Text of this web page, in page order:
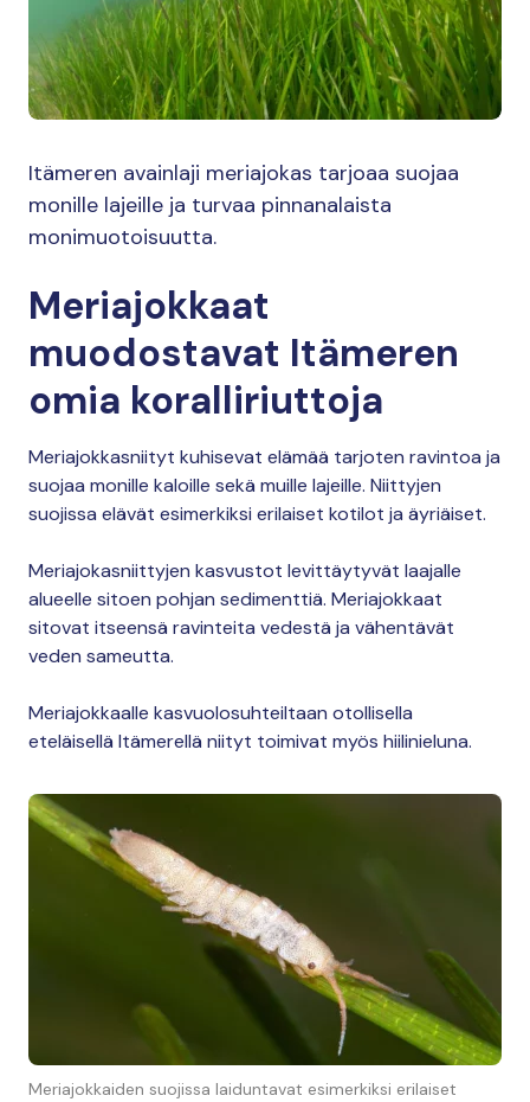
Itämeren avainlaji meriajokas tarjoaa suojaa
monille lajeille ja turvaa pinnanalaista
monimuotoisuutta.
Meriajokkaat
muodostavat Itämeren
omia koralliriuttoja
Meriajokkasniityt kuhisevat elämää tarjoten ravintoa ja
suojaa monille kaloille sekä muille lajeille. Niittyjen
suojissa elävät esimerkiksi erilaiset kotilot ja äyriäiset.
Meriajokasniittyjen kasvustot levittäytyvät laajalle
alueelle sitoen pohjan sedimenttiä. Meriajokkaat
sitovat itseensä ravinteita vedestä ja vähentävät
veden sameutta.
Meriajokkaalle kasvuolosuhteiltaan otollisella
eteläisellä Itämerellä niityt toimivat myös hiilinieluna.
Meriajokkaiden suojissa laiduntavat esimerkiksi erilaiset